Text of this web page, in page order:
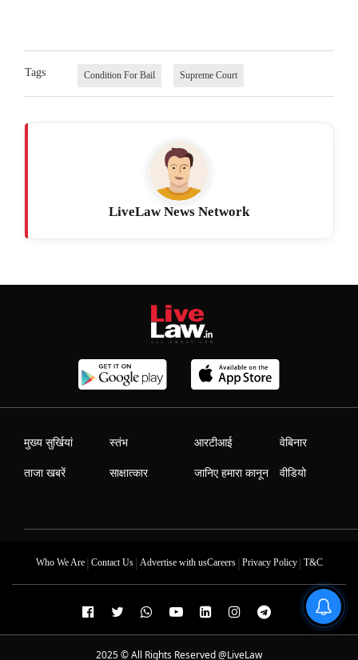
Tags Condition For Bail Supreme Court
LiveLaw News Network
मुख्य सुर्खियां
ताजा खबरें
स्तंभ
साक्षात्कार
आरटीआई
जानिए हमारा कानून
वेबिनार
वीडियो
Who We Are| Contact Us| Advertise with usCareers| Privacy Policy| T&C
2025 © All Rights Reserved @LiveLaw